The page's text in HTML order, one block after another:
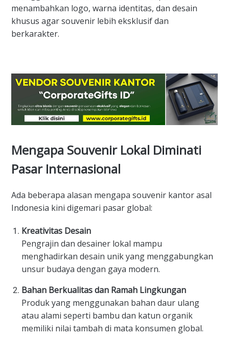
menambahkan logo, warna identitas, dan desain
khusus agar souvenir lebih eksklusif dan
berkarakter.
Mengapa Souvenir Lokal Diminati
Pasar Internasional
Ada beberapa alasan mengapa souvenir kantor asal
Indonesia kini digemari pasar global:
Kreativitas Desain
Pengrajin dan desainer lokal mampu
menghadirkan desain unik yang menggabungkan
unsur budaya dengan gaya modern.
Bahan Berkualitas dan Ramah Lingkungan
Produk yang menggunakan bahan daur ulang
atau alami seperti bambu dan katun organik
memiliki nilai tambah di mata konsumen global.